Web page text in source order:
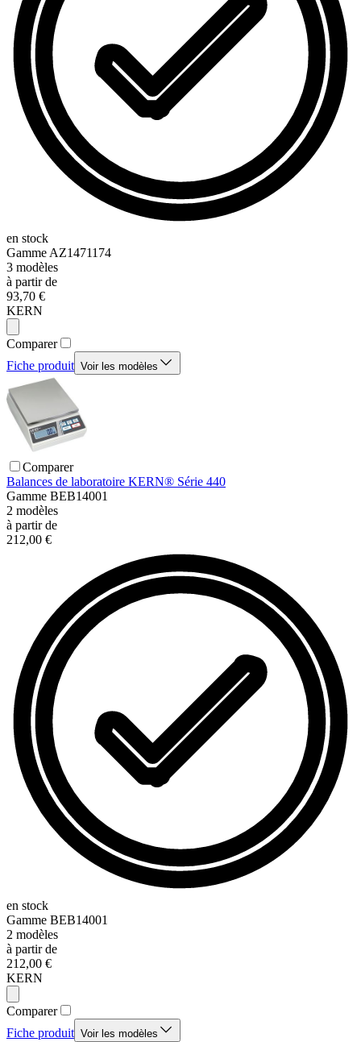
en stock
Gamme AZ1471174
3 modèles
à partir de
93,70 €
KERN
Comparer
Fiche produit Voir les modèles
Comparer
Balances de laboratoire KERN® Série 440
Gamme BEB14001
2 modèles
à partir de
212,00 €
en stock
Gamme BEB14001
2 modèles
à partir de
212,00 €
KERN
Comparer
Fiche produit Voir les modèles